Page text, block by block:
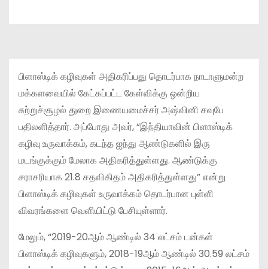
பிளாஸ்டிக் கழிவுகள் அதிகரிப்பது தொடர்பாக நாடாளுமன்ற
மக்களவையில் கேட்கப்பட்ட கேள்விக்கு ஒன்றிய
சுற்றுச்சூழல் துறை இணையமைச்சர் அஷ்வினி சவுபே
பதிலளித்தார். அப்போது அவர், “இந்தியாவின் பிளாஸ்டிக்
கழிவு உருவாக்கம், கடந்த ஐந்து ஆண்டுகளில் இரு
மடங்குக்கும் மேலாக அதிகரித்துள்ளது. ஆண்டுக்கு
சராசரியாக 21.8 சதவிகிதம் அதிகரித்துள்ளது” என்று
பிளாஸ்டிக் கழிவுகள் உருவாக்கம் தொடர்பான புள்ளி
விவரங்களை வெளியிட்டு பேசியுள்ளார்.
மேலும், “2019-20ஆம் ஆண்டில் 34 லட்சம் டன்கள்
பிளாஸ்டிக் கழிவுகளும், 2018-19ஆம் ஆண்டில் 30.59 லட்சம்